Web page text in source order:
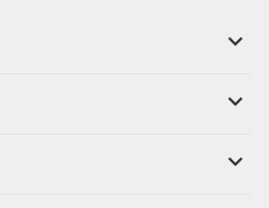
keyboard_arrow_down
keyboard_arrow_down
keyboard_arrow_down